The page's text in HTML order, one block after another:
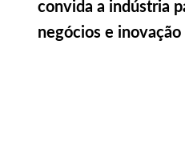
convida a indústria
negócios e inovação